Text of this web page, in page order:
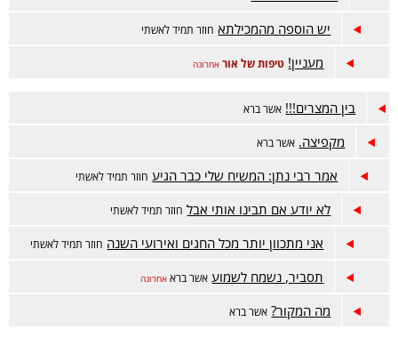
יש הוספה מהמכילתא חוזר תמיד לאשתי
מעניין! טיפות של אור אחרונה
בין המצרים!!! אשר ברא
מקפיצה. אשר ברא
אמר רבי נתן: המשיח שלי כבר הגיע חוזר תמיד לאשתי
לא יודע אם תבינו אותי אבל חוזר תמיד לאשתי
אני מתכוון יותר מכל החגים ואירועי השנה חוזר תמיד לאשתי
תסביר, נשמח לשמוע אשר ברא אחרונה
מה המקור? אשר ברא